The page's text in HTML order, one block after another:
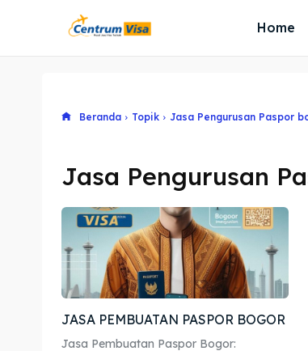
Home
Beranda Topik Jasa Pengurusan Paspor
Jasa Pengurusan
JASA PEMBUATAN PASPOR BOGOR
Jasa Pembuatan Paspor Bogor: